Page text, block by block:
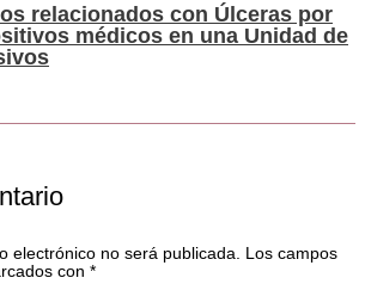
relacionados con Úlceras por
médicos en una Unidad de
electrónico no será publicada. Los campos
con *